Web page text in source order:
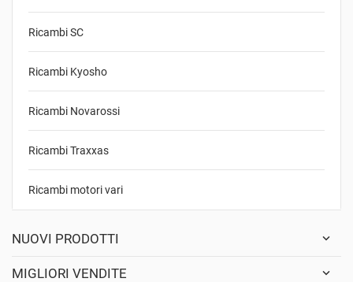
Ricambi SC
Ricambi Kyosho
Ricambi Novarossi
Ricambi Traxxas
Ricambi motori vari
NUOVI PRODOTTI
MIGLIORI VENDITE